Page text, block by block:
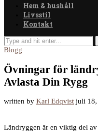
Hem & hushåll
Livsstil
Kontakt
Blogg
Övningar för
Avlasta Din Rygg
written by Karl Edqvist juli
Ländryggen är en viktig del